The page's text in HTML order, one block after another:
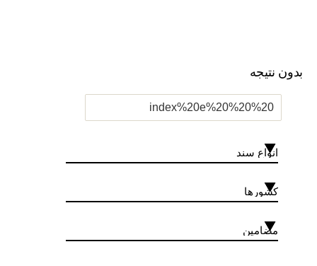
بدون نتیجه